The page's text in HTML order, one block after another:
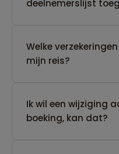
deelnemerslijst
Welke
mijn reis?
Ik wil een wijziging
boeking, kan dat?